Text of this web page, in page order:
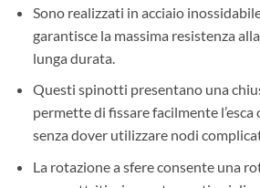
Sono realizzati in acciaio
garantisce la massima resistenza
lunga durata.
Questi spinotti presentano una
permette di fissare facilmente
senza dover utilizzare nodi
La rotazione a sfere consente una